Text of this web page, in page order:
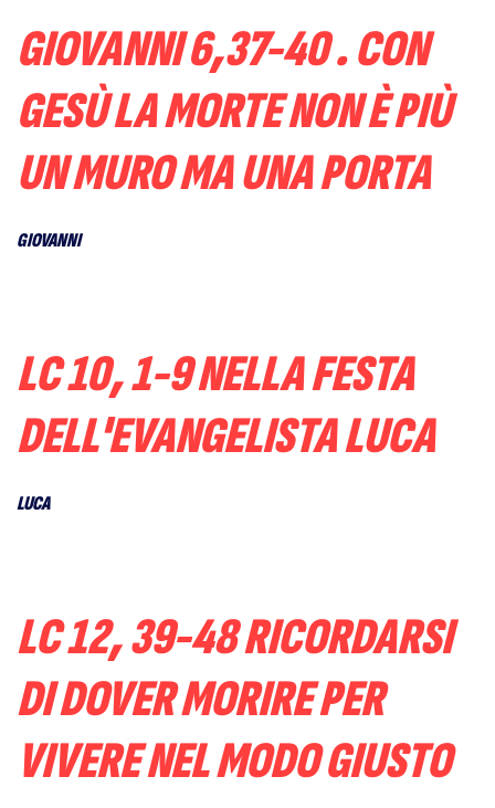
GIOVANNI 6,37-40 . CON
GESÙ LA MORTE NON È PIÙ
UN MURO MA UNA PORTA
GIOVANNI
LC 10, 1-9 NELLA FESTA
DELL'EVANGELISTA LUCA
LUCA
LC 12, 39-48 RICORDARSI
DI DOVER MORIRE PER
VIVERE NEL MODO GIUSTO